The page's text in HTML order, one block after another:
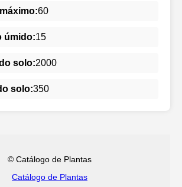
60
úmido:15
solo:2000
solo:350
© Catálogo de Plantas
Catálogo de Plantas